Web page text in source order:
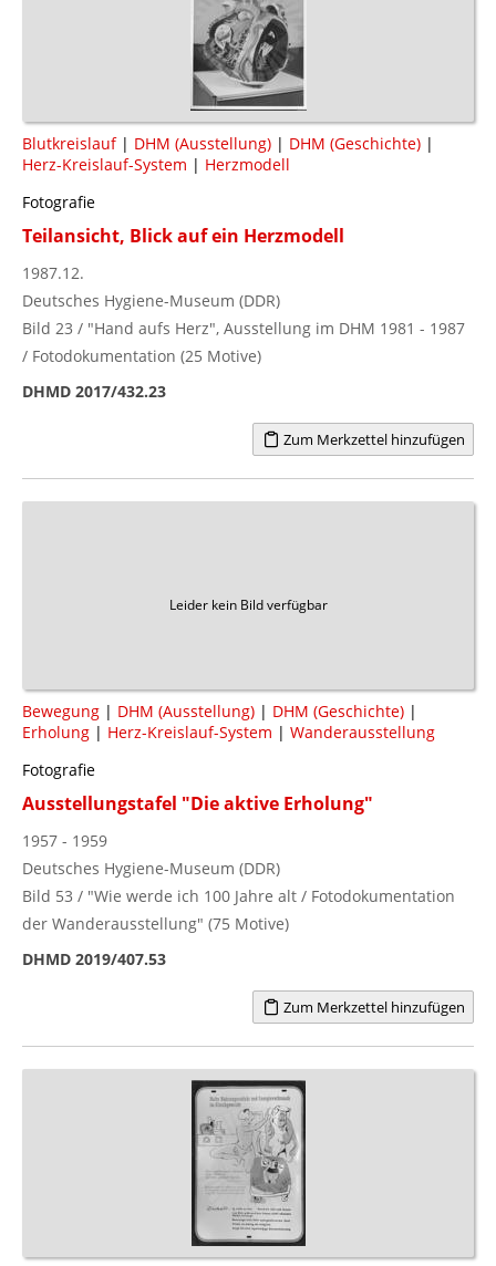
Blutkreislauf| DHM (Ausstellung) | DHM (Geschichte) |
Herz-Kreislauf-System | Herzmodell
Fotografie
Teilansicht, Blick auf ein Herzmodell
1987.12.
Deutsches Hygiene-Museum (DDR)
Bild 23 / "Hand aufs Herz", Ausstellung im DHM 1981 - 1987
/ Fotodokumentation (25 Motive)
DHMD 2017/432.23
Zum Merkzettel hinzufügen
Leider kein Bild verfügbar
Bewegung | DHM (Ausstellung) | DHM (Geschichte) |
Erholung | Herz-Kreislauf-System | Wanderausstellung
Fotografie
Ausstellungstafel "Die aktive Erholung"
1957 - 1959
Deutsches Hygiene-Museum (DDR)
Bild 53 / "Wie werde ich 100 Jahre alt / Fotodokumentation
der Wanderausstellung" (75 Motive)
DHMD 2019/407.53
Zum Merkzettel hinzufügen